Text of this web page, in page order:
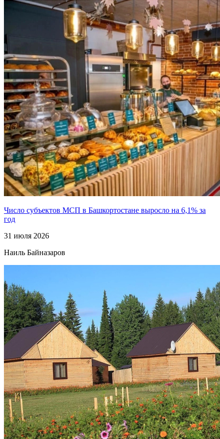
Число субъектов МСП в Башкортостане выросло на 6,1% за
год
31 июля 2026
Наиль Байназаров